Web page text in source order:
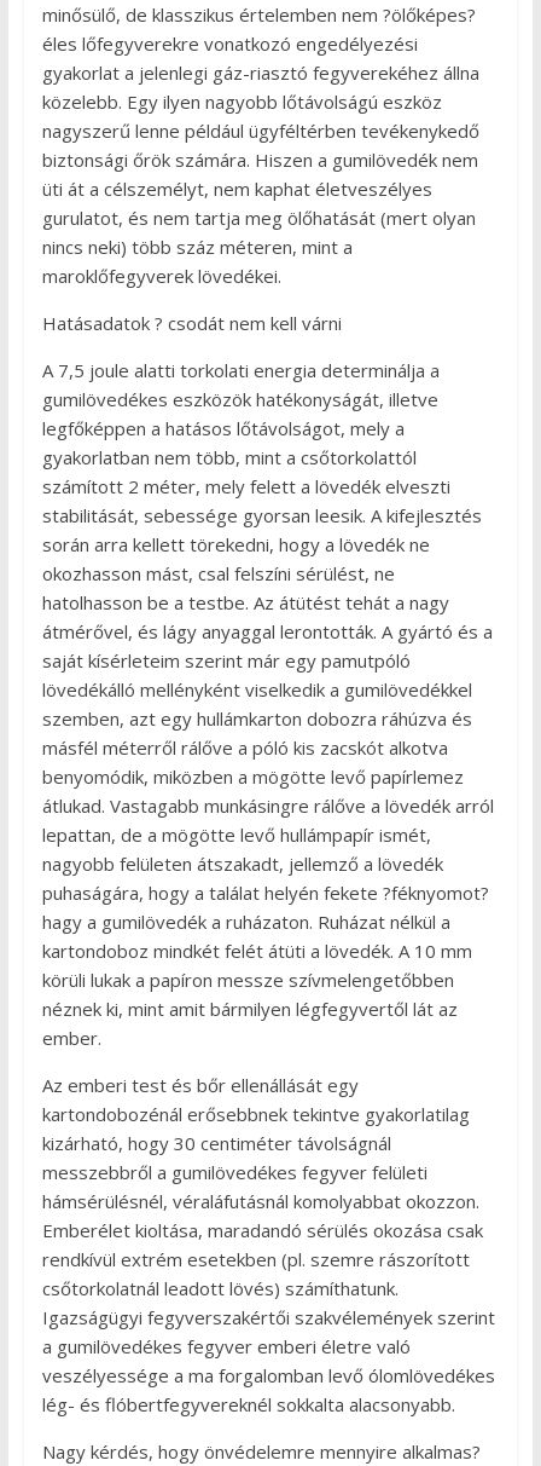
minősülő, de klasszikus értelemben nem ?ölőképes?
éles lőfegyverekre vonatkozó engedélyezési
gyakorlat a jelenlegi gáz-riasztó fegyverekéhez állna
közelebb. Egy ilyen nagyobb lőtávolságú eszköz
nagyszerű lenne például ügyféltérben tevékenykedő
biztonsági őrök számára. Hiszen a gumilövedék nem
üti át a célszemélyt, nem kaphat életveszélyes
gurulatot, és nem tartja meg ölőhatását (mert olyan
nincs neki) több száz méteren, mint a
maroklőfegyverek lövedékei.
Hatásadatok ? csodát nem kell várni
A 7,5 joule alatti torkolati energia determinálja a
gumilövedékes eszközök hatékonyságát, illetve
legfőképpen a hatásos lőtávolságot, mely a
gyakorlatban nem több, mint a csőtorkolattól
számított 2 méter, mely felett a lövedék elveszti
stabilitását, sebessége gyorsan leesik. A kifejlesztés
során arra kellett törekedni, hogy a lövedék ne
okozhasson mást, csal felszíni sérülést, ne
hatolhasson be a testbe. Az átütést tehát a nagy
átmérővel, és lágy anyaggal lerontották. A gyártó és a
saját kísérleteim szerint már egy pamutpóló
lövedékálló mellényként viselkedik a gumilövedékkel
szemben, azt egy hullámkarton dobozra ráhúzva és
másfél méterről rálőve a póló kis zacskót alkotva
benyomódik, miközben a mögötte levő papírlemez
átlukad. Vastagabb munkásingre rálőve a lövedék arról
lepattan, de a mögötte levő hullámpapír ismét,
nagyobb felületen átszakadt, jellemző a lövedék
puhaságára, hogy a találat helyén fekete ?féknyomot?
hagy a gumilövedék a ruházaton. Ruházat nélkül a
kartondoboz mindkét felét átüti a lövedék. A 10 mm
körüli lukak a papíron messze szívmelengetőbben
néznek ki, mint amit bármilyen légfegyvertől lát az
ember.
Az emberi test és bőr ellenállását egy
kartondobozénál erősebbnek tekintve gyakorlatilag
kizárható, hogy 30 centiméter távolságnál
messzebbről a gumilövedékes fegyver felületi
hámsérülésnél, véraláfutásnál komolyabbat okozzon.
Emberélet kioltása, maradandó sérülés okozása csak
rendkívül extrém esetekben (pl. szemre rászorított
csőtorkolatnál leadott lövés) számíthatunk.
Igazságügyi fegyverszakértői szakvélemények szerint
a gumilövedékes fegyver emberi életre való
veszélyessége a ma forgalomban levő ólomlövedékes
lég- és flóbertfegyvereknél sokkalta alacsonyabb.
Nagy kérdés, hogy önvédelemre mennyire alkalmas?